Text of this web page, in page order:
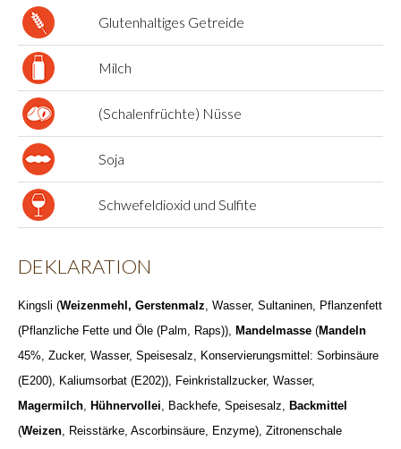
Glutenhaltiges Getreide
Milch
(Schalenfrüchte) Nüsse
Soja
Schwefeldioxid und Sulfite
DEKLARATION
Kingsli (Weizenmehl, Gerstenmalz, Wasser, Sultaninen, Pflanzenfett
(Pflanzliche Fette und Öle (Palm, Raps)), Mandelmasse (Mandeln
45%, Zucker, Wasser, Speisesalz, Konservierungsmittel: Sorbinsäure
(E200), Kaliumsorbat (E202)), Feinkristallzucker, Wasser,
Magermilch, Hühnervollei, Backhefe, Speisesalz, Backmittel
(Weizen, Reisstärke, Ascorbinsäure, Enzyme), Zitronenschale